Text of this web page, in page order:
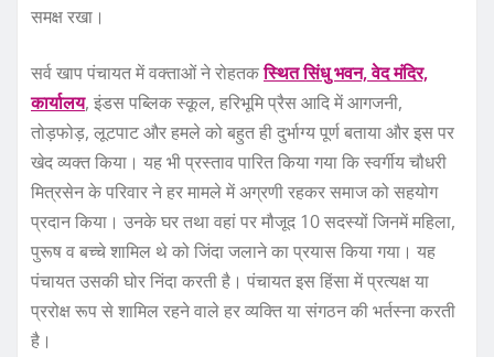
समक्ष रखा।
सर्व खाप पंचायत में वक्ताओं ने रोहतकस्थित सिंधु भवन, वेद मंदिर,
कार्यालय, इंडस पब्लिक स्कूल, हरिभूमि प्रैस आदि में आगजनी,
तोड़फोड़, लूटपाट और हमले को बहुत ही दुर्भाग्य पूर्ण बताया और इस पर
खेद व्यक्त किया। यह भी प्रस्ताव पारित किया गया कि स्वर्गीय चौधरी
मित्रसेन के परिवार ने हर मामले में अग्रणी रहकर समाज को सहयोग
प्रदान किया। उनके घर तथा वहां पर मौजूद 10 सदस्यों जिनमें महिला,
पुरूष व बच्चे शामिल थे को जिंदा जलाने का प्रयास किया गया। यह
पंचायत उसकी घोर निंदा करती है। पंचायत इस हिंसा में प्रत्यक्ष या
प्ररोक्ष रूप से शामिल रहने वाले हर व्यक्ति या संगठन की भर्तस्ना करती
है।